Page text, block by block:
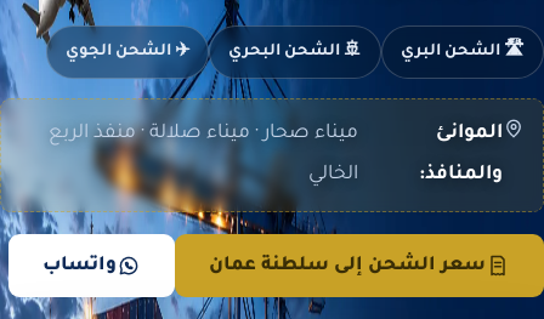
🛣️ الشحن البري 🚢 الشحن البحري ✈️ الشحن الجوي
الموانئ
والمنافذ:
ميناء صحار · ميناء صلالة · منفذ الربع
الخالي
سعر الشحن إلى سلطنة عمان واتساب